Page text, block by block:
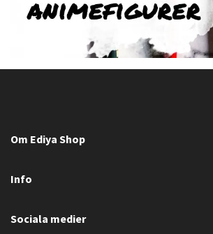
Om Ediya Shop
Info
Sociala medier